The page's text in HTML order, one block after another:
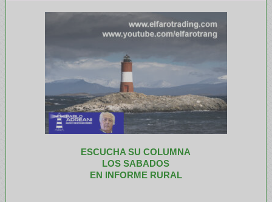
ESCUCHA SU COLUMNA
LOS SABADOS
EN INFORME RURAL